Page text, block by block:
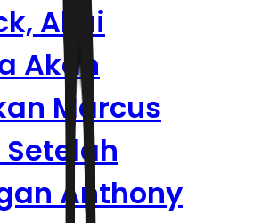
Akui
Akan
Marcus
Anthony